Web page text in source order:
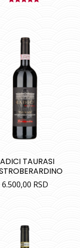
TAURASI
6.500,00 RSD